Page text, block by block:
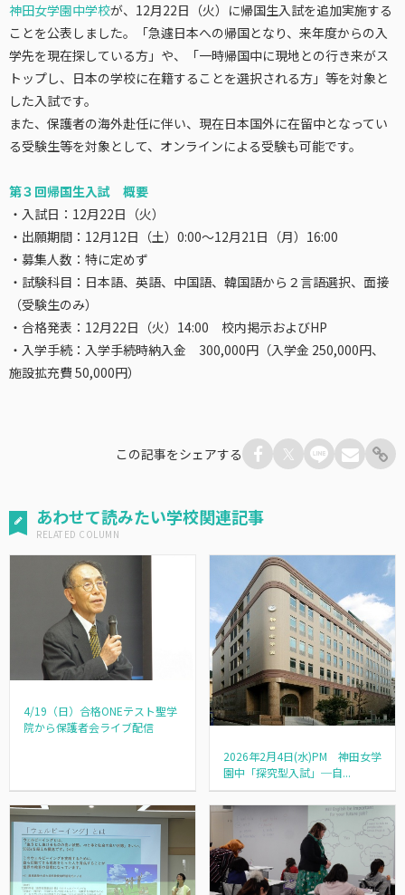
神田女学園中学校が、12月22日（火）に帰国生入試を追加実施する
ことを公表しました。「急遽日本への帰国となり、来年度からの入
学先を現在探している方」や、「一時帰国中に現地との行き来がス
トップし、日本の学校に在籍することを選択される方」等を対象と
した入試です。
また、保護者の海外赴任に伴い、現在日本国外に在留中となってい
る受験生等を対象として、オンラインによる受験も可能です。
第３回帰国生入試 概要
・入試日：12月22日（火）
・出願期間：12月12日（土）0:00～12月21日（月）16:00
・募集人数：特に定めず
・試験科目：日本語、英語、中国語、韓国語から２言語選択、面接
（受験生のみ）
・合格発表：12月22日（火）14:00 校内掲示およびHP
・入学手続：入学手続時納入金 300,000円（入学金 250,000円、
施設拡充費 50,000円）
この記事をシェアする
あわせて読みたい学校関連記事
4/19（日）合格ONEテスト聖学
院から保護者会ライブ配信
2026年2月4日(水)PM 神田女学
園中「探究型入試」─自...